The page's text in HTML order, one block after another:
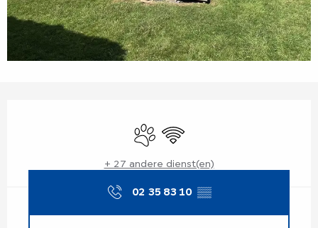
Dieren toegelaten
Wifi
+ 27 andere dienst(en)
02 35 83 10 ▒▒